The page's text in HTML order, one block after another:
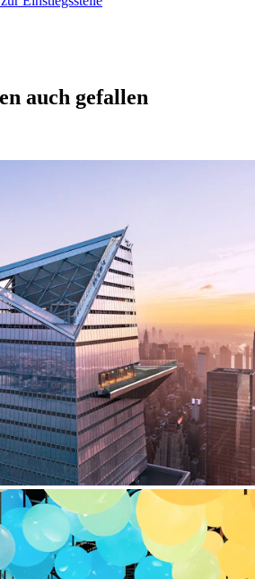
auch gefallen